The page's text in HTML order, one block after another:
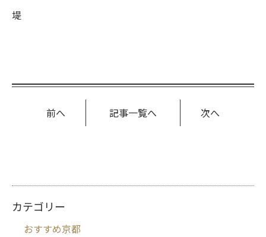
堤
前へ 次へ
記事一覧へ
カテゴリー
おすすめ京都